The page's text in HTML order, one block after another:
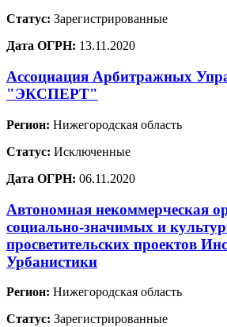
Статус: Зарегистрированные
Дата ОГРН: 13.11.2020
Ассоциация Арбитражных
"ЭКСПЕРТ"
Регион: Нижегородская область
Статус: Исключенные
Дата ОГРН: 06.11.2020
Автономная некоммерческая
социально-значимых и
просветительских проектов
Урбанистики
Регион: Нижегородская область
Статус: Зарегистрированные